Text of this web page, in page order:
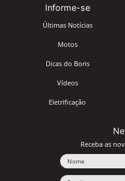
Informe-se
Últimas Notícias
Motos
Dicas do Boris
Vídeos
Eletrificação
Receba as